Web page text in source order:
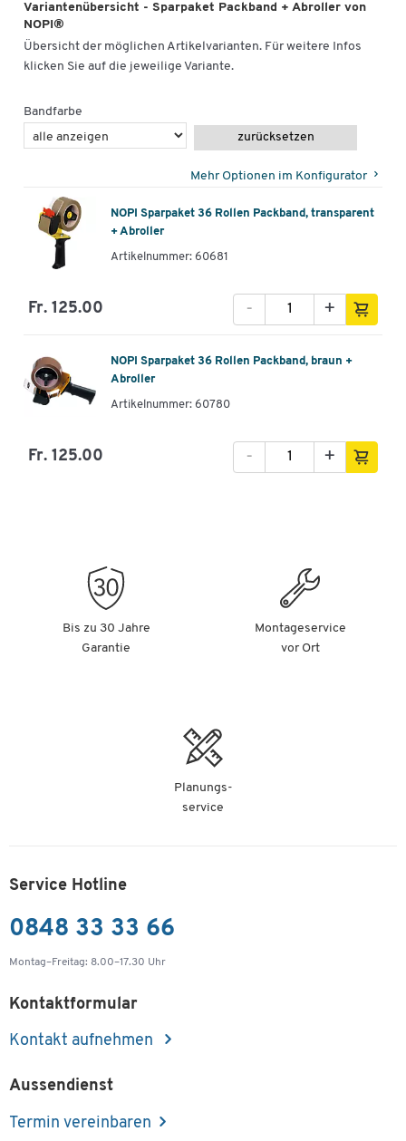
Variantenübersicht - Sparpaket Packband + Abroller von
NOPI®
Übersicht der möglichen Artikelvarianten. Für weitere Infos
klicken Sie auf die jeweilige Variante.
Bandfarbe
zurücksetzen
Mehr Optionen im Konfigurator
NOPI Sparpaket 36 Rollen Packband, transparent
+ Abroller
Artikelnummer: 60681
Fr. 125.00 +
-
NOPI Sparpaket 36 Rollen Packband, braun +
Abroller
Artikelnummer: 60780
Fr. 125.00 +
-
Bis zu 30 Jahre
Garantie
Montageservice
vor Ort
Planungs-
service
Service Hotline
0848 33 33 66
Montag–Freitag: 8.00–17.30 Uhr
Kontaktformular
Kontakt aufnehmen
Aussendienst
Termin vereinbaren